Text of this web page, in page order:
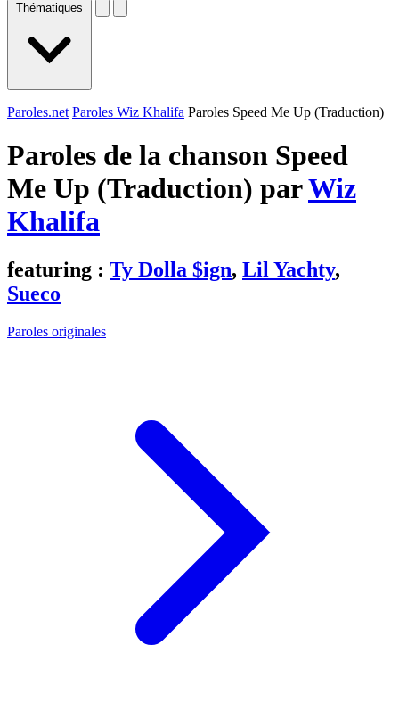
Thématiques
Paroles.net Paroles Wiz Khalifa Paroles Speed Me Up (Traduction)
Paroles de la chanson Speed
Me Up (Traduction) parWiz
Khalifa
featuring : Ty Dolla $ign, Lil Yachty,
Sueco
Paroles originales